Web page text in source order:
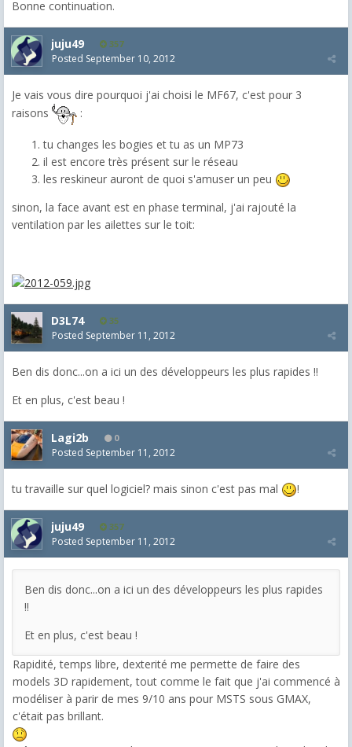
Bonne continuation.
juju49 357
Posted September 10, 2012
Je vais vous dire pourquoi j'ai choisi le MF67, c'est pour 3
raisons
:
tu changes les bogies et tu as un MP73
il est encore très présent sur le réseau
les reskineur auront de quoi s'amuser un peu
sinon, la face avant est en phase terminal, j'ai rajouté la
ventilation par les ailettes sur le toit:
D3L74 35
Posted September 11, 2012
Ben dis donc...on a ici un des développeurs les plus rapides !!
Et en plus, c'est beau !
Lagi2b 0
Posted September 11, 2012
tu travaille sur quel logiciel? mais sinon c'est pas mal !
juju49 357
Posted September 11, 2012
Ben dis donc...on a ici un des développeurs les plus rapides
!!
Et en plus, c'est beau !
Rapidité, temps libre, dexterité me permette de faire des
models 3D rapidement, tout comme le fait que j'ai commencé à
modéliser à parir de mes 9/10 ans pour MSTS sous GMAX,
c'était pas brillant.